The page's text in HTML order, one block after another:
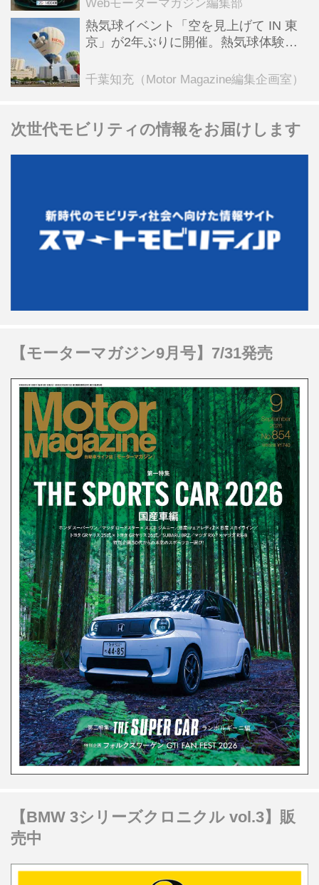
Webモーターマガジン編集部
熱気球イベント「空を見上げて IN 東
京」が2年ぶりに開催。熱気球体験搭
ンテンツも
千葉知充（Motor Magazine編集企画室）
次世代モビリティの情報をお届けします
【モーターマガジン9月号】7/31発売
【BMW 3シリーズクロニクル vol.3】販
売中